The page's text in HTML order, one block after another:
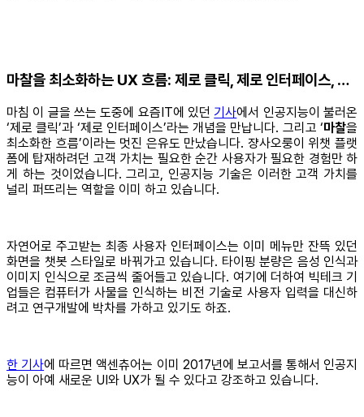
마찰을 최소화하는 UX 흐름: 제로 클릭, 제로 인터페이스, …
마침 이 글을 쓰는 도중에 요즘IT에 있던 기사에서 인공지능이 불러온
‘제로 클릭’과 ‘제로 인터페이스’라는 개념을 만납니다. 그리고 ‘마찰을
최소화한 흐름’이라는 멋진 은유도 만났습니다. 쟝사오룽이 위챗 플랫
폼에 탑재하려던 고객 가치는 필요한 순간 사용자가 필요한 경험만 하
게 하는 것이었습니다. 그리고, 인공지능 기술은 이러한 고객 가치를
널리 퍼뜨리는 역할을 이미 하고 있습니다.
자연어로 주고받는 최종 사용자 인터페이스는 이미 메뉴만 잔뜩 있던
화면을 챗봇 스타일로 바꿔가고 있습니다. 타이핑 분량은 음성 인식과
이미지 인식으로 조금씩 줄어들고 있습니다. 여기에 더하여 빅테크 기
업들은 컴퓨터가 사물을 인식하는 비전 기술로 사용자 입력을 대신하
려고 연구개발에 박차를 가하고 있기도 하죠.
한 기사에 따르면 액센츄어는 이미 2017년에 보고서를 통해서 인공지
능이 아예 새로운 UI와 UX가 될 수 있다고 강조하고 있습니다.